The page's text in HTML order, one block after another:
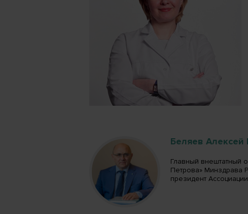
Беляев Алексей
Главный внештатный
Петрова» Минздрава
президент